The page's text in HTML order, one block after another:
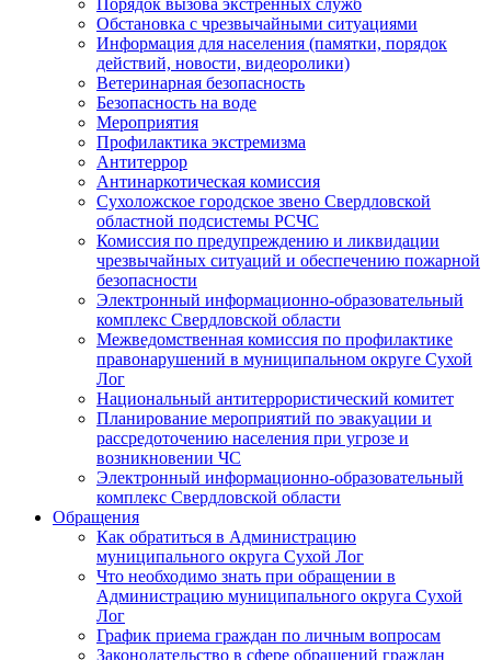
Порядок вызова экстренных служб
Обстановка с чрезвычайными ситуациями
Информация для населения (памятки, порядок
действий, новости, видеоролики)
Ветеринарная безопасность
Безопасность на воде
Мероприятия
Профилактика экстремизма
Антитеррор
Антинаркотическая комиссия
Сухоложское городское звено Свердловской
областной подсистемы РСЧС
Комиссия по предупреждению и ликвидации
чрезвычайных ситуаций и обеспечению пожарной
безопасности
Электронный информационно-образовательный
комплекс Cвердловской области
Межведомственная комиссия по профилактике
правонарушений в муниципальном округе Сухой
Лог
Национальный антитеррористический комитет
Планирование мероприятий по эвакуации и
рассредоточению населения при угрозе и
возникновении ЧС
Электронный информационно-образовательный
комплекс Свердловской области
Обращения
Как обратиться в Администрацию
муниципального округа Сухой Лог
Что необходимо знать при обращении в
Администрацию муниципального округа Сухой
Лог
График приема граждан по личным вопросам
Законодательство в сфере обращений граждан